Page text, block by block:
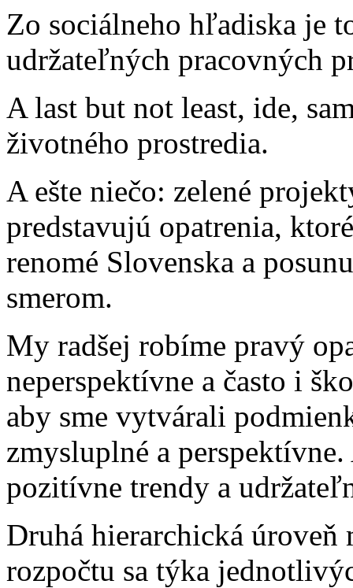
Zo sociálneho hľadiska je
udržateľných pracovných
A last but not least, ide,
životného prostredia.
A ešte niečo: zelené
predstavujú opatrenia,
renomé Slovenska a
smerom.
My radšej robíme pravý
neperspektívne a často i
aby sme vytvárali
zmysluplné a
pozitívne trendy a
Druhá hierarchická
rozpočtu sa týka